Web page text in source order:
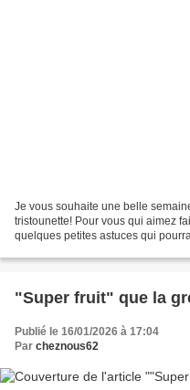
Je vous souhaite une belle
tristounette! Pour vous qui aimez
quelques petites astuces qui
"Super fruit" que la
Publié le 16/01/2026 à 17:04
Par cheznous62